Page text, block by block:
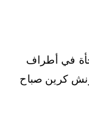
في أطراف
ونش كرين صباح